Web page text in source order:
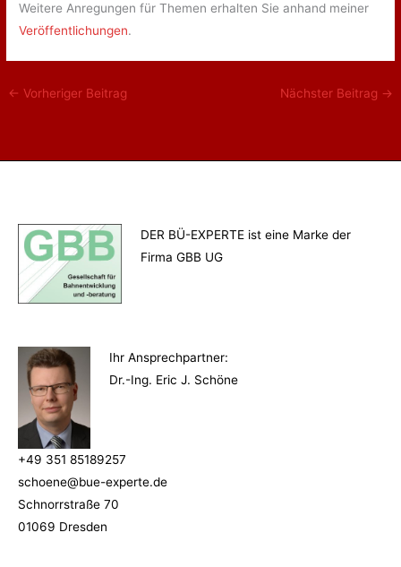
Weitere Anregungen für Themen erhalten Sie anhand meiner
Veröffentlichungen.
← Vorheriger Beitrag Nächster Beitrag →
DER BÜ-EXPERTE ist eine Marke der
Firma GBB UG
Ihr Ansprechpartner:
Dr.-Ing. Eric J. Schöne
+49 351 85189257
schoene@bue-experte.de
Schnorrstraße 70
01069 Dresden